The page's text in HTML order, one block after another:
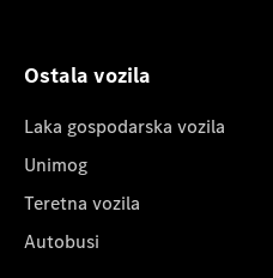
Ostala vozila
Laka gospodarska vozila
Unimog
Teretna vozila
Autobusi